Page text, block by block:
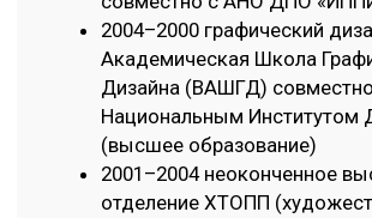
2015 курсы «Арт-терапия для детей с особыми
потребностями и их семьями», «Ненасильственное
общение», «Работа с агрессией», «Альтернативная и
дополнительная коммуникация», «Подходы в работе с
людьми, находящимися в аутистическом спектре» ,
«ТМНР», РБО «ЦЛП»
2014, 2017 курс «Школа приемного родительства»,
2016 курс «Организация и сопровождение сюжетно-
ролевой игры в разновозрастной группе
непостоянного состава»
2016 курс «Интерактивная и экто-пластическая арт-